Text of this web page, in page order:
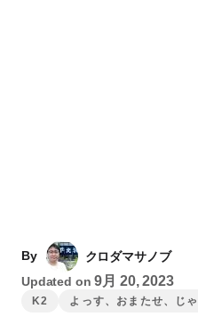
By
クロダマサノブ
Updated on 9月 20, 2023
K2 よっす、おまたせ、じゃ